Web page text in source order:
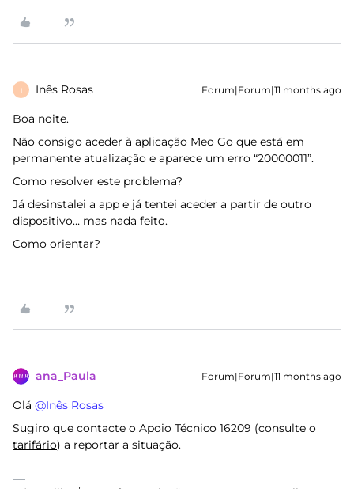
I Inês Rosas Forum|Forum|11 months ago
Boa noite.
Não consigo aceder à aplicação Meo Go que está em
permanente atualização e aparece um erro “20000011”.
Como resolver este problema?
Já desinstalei a app e já tentei aceder a partir de outro
dispositivo… mas nada feito.
Como orientar?
ana_Paula Forum|Forum|11 months ago
Olá ​ @Inês Rosas
Sugiro que contacte o Apoio Técnico 16209 (consulte o
tarifário) a reportar a situação.